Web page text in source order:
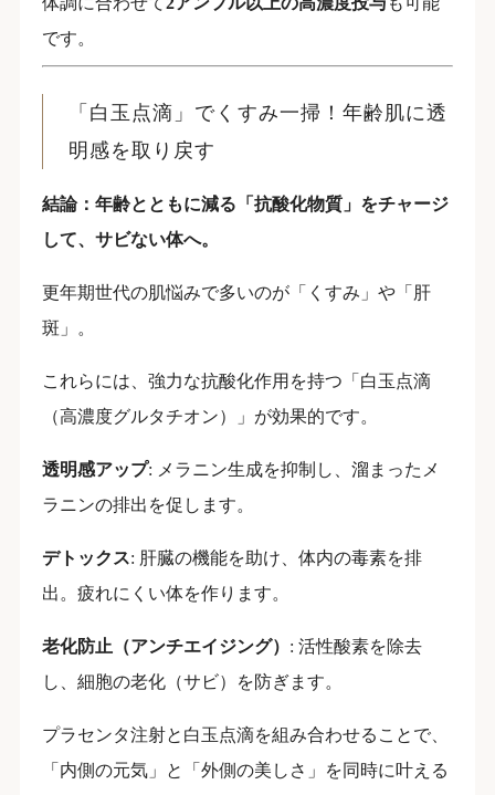
です。
「白玉点滴」でくすみ一掃！年齢肌に透
明感を取り戻す
結論：年齢とともに減る「抗酸化物質」をチャージ
して、サビない体へ。
更年期世代の肌悩みで多いのが「くすみ」や「肝
斑」。
これらには、強力な抗酸化作用を持つ「白玉点滴
（高濃度グルタチオン）」が効果的です。
透明感アップ: メラニン生成を抑制し、溜まったメ
ラニンの排出を促します。
デトックス: 肝臓の機能を助け、体内の毒素を排
出。疲れにくい体を作ります。
老化防止（アンチエイジング） : 活性酸素を除去
し、細胞の老化（サビ）を防ぎます。
プラセンタ注射と白玉点滴を組み合わせることで、
「内側の元気」と「外側の美しさ」を同時に叶える